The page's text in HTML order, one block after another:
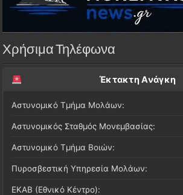
Χρήσιμα Τηλέφωνα
Έκτακτη Ανάγκη
Αστυνομικό Τμήμα Μολάων:
Αστυνομικός Σταθμός Μονεμβασίας:
Αστυνομικό Τμήμα Βοιών:
Πυροσβεστική Υπηρεσία Μολάων:
ΕΚΑΒ (Εθνικό Κέντρο):